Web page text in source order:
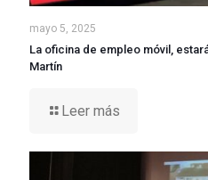
mayo 5, 2025
La oficina de empleo móvil,
Martín
Leer más